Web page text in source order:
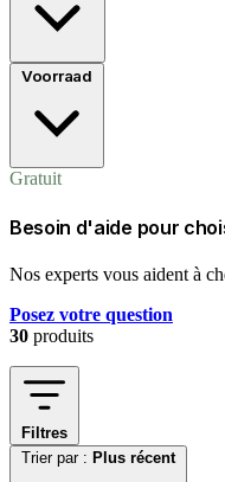
Voorraad
Gratuit
Besoin d'aide pour
Nos experts vous aident à
Posez votre question
30 produits
Filtres
Trier par : Plus récent